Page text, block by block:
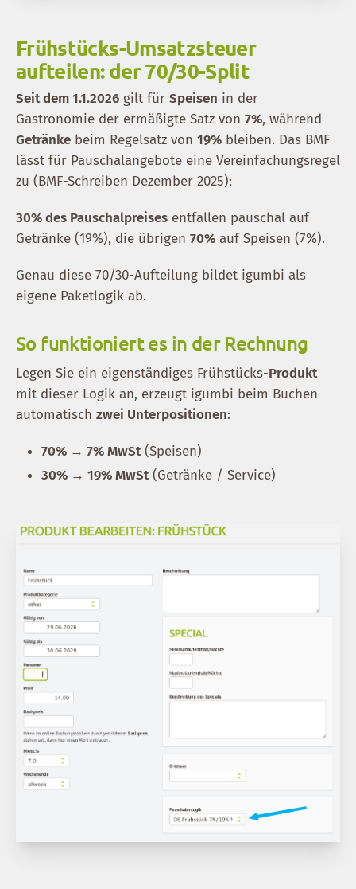
Frühstücks-Umsatzsteuer
aufteilen: der 70/30-Split
Seit dem 1.1.2026 gilt für Speisen in der
Gastronomie der ermäßigte Satz von 7%, während
Getränke beim Regelsatz von 19% bleiben. Das BMF
lässt für Pauschalangebote eine Vereinfachungsregel
zu (BMF-Schreiben Dezember 2025):
30% des Pauschalpreises entfallen pauschal auf
Getränke (19%), die übrigen 70% auf Speisen (7%).
Genau diese 70/30-Aufteilung bildet igumbi als
eigene Paketlogik ab.
So funktioniert es in der Rechnung
Legen Sie ein eigenständiges Frühstücks-Produkt
mit dieser Logik an, erzeugt igumbi beim Buchen
automatisch zwei Unterpositionen:
70% → 7% MwSt(Speisen)
30% → 19% MwSt(Getränke / Service)